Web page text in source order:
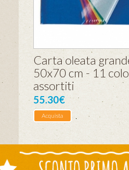
Carta oleata
50x70 cm - 11
assortiti
55.30€
Acquista